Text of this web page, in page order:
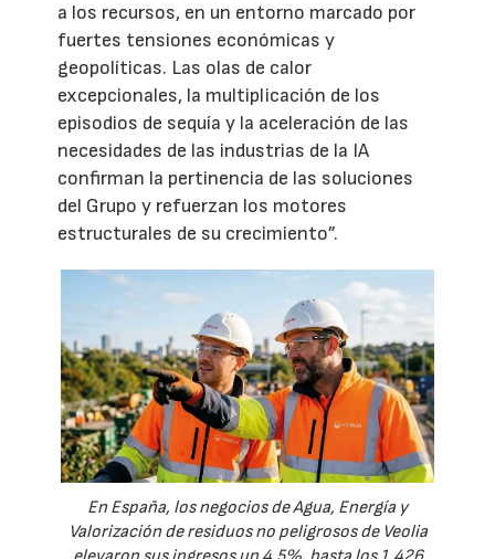
a los recursos, en un entorno marcado por
fuertes tensiones económicas y
geopolíticas. Las olas de calor
excepcionales, la multiplicación de los
episodios de sequía y la aceleración de las
necesidades de las industrias de la IA
confirman la pertinencia de las soluciones
del Grupo y refuerzan los motores
estructurales de su crecimiento”.
En España, los negocios de Agua, Energía y
Valorización de residuos no peligrosos de Veolia